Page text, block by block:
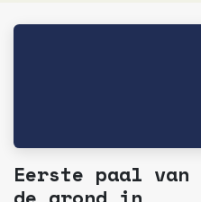
Eerste paal van